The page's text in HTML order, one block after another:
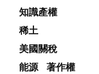
知識產權
稀土
美國關稅
能源
著作權